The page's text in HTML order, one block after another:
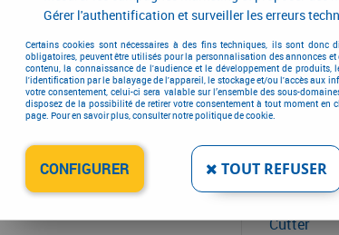
6,98
Cutter
Cutter
Gérer l'authentification et surveiller les erreurs
Certains cookies sont nécessaires à des fins techniques, ils sont donc
obligatoires, peuvent être utilisés pour la personnalisation des annonces
contenu, la connaissance de l'audience et le développement de produits,
l'identification par le balayage de l'appareil, le stockage et/ou l'accès aux
votre consentement, celui-ci sera valable sur l’ensemble des sous-
disposez de la possibilité de retirer votre consentement à tout moment en
page. Pour en savoir plus, consulter notre politique de cookie.
CONFIGURER TOUT REFUSER